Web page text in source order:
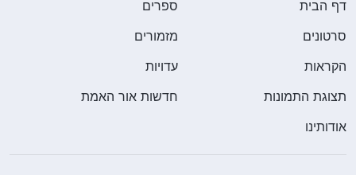
דף הבית
ספרים
סרטונים
מזמורים
הקראות
עדויות
תצוגת התמונות
חדשות אור האמת
אודותינו